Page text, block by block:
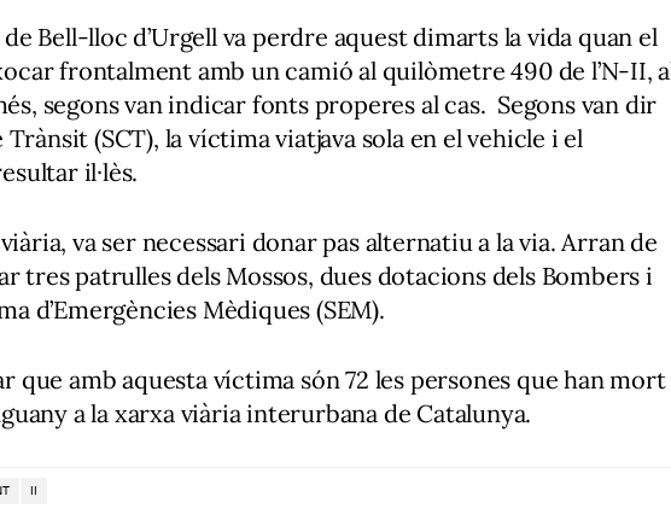
Bell-lloc d’Urgell va perdre aquest dimarts la vida quan el
frontalment amb un camió al quilòmetre 490 de l’N-II,
segons van indicar fonts properes al cas. Segons van dir
(SCT), la víctima viatjava sola en el vehicle i el
il·lès.
va ser necessari donar pas alternatiu a la via. Arran de
tres patrulles dels Mossos, dues dotacions dels Bombers i
d’Emergències Mèdiques (SEM).
que amb aquesta víctima són 72 les persones que han mort
a la xarxa viària interurbana de Catalunya.
II